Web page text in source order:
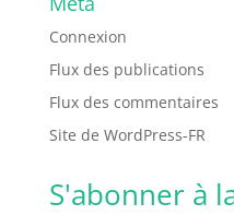
Connexion
Flux des publications
Flux des commentaires
Site de WordPress-FR
S'abonner à